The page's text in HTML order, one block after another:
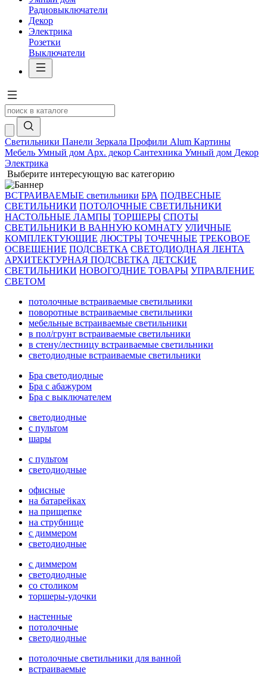
Радиовыключатели
Декор
Электрика
Розетки
Выключатели
Светильники Панели Зеркала Профили Alum Картины
Мебель Умный дом Арх. декор Сантехника Умный дом Декор
Электрика
Выберите интересующую вас категорию
ВСТРАИВАЕМЫЕ светильники БРА ПОДВЕСНЫЕ
СВЕТИЛЬНИКИ ПОТОЛОЧНЫЕ СВЕТИЛЬНИКИ
НАСТОЛЬНЫЕ ЛАМПЫ ТОРШЕРЫ СПОТЫ
СВЕТИЛЬНИКИ В ВАННУЮ КОМНАТУ УЛИЧНЫЕ
КОМПЛЕКТУЮЩИЕ ЛЮСТРЫ ТОЧЕЧНЫЕ ТРЕКОВОЕ
ОСВЕЩЕНИЕ ПОДСВЕТКА СВЕТОДИОДНАЯ ЛЕНТА
АРХИТЕКТУРНАЯ ПОДСВЕТКА ДЕТСКИЕ
СВЕТИЛЬНИКИ НОВОГОДНИЕ ТОВАРЫ УПРАВЛЕНИЕ
СВЕТОМ
потолочные встраиваемые светильники
поворотные встраиваемые светильники
мебельные встраиваемые светильники
в пол/грунт встраиваемые светильники
в стену/лестницу встраиваемые светильники
светодиодные встраиваемые светильники
Бра светодиодные
Бра с абажуром
Бра с выключателем
светодиодные
с пультом
шары
с пультом
светодиодные
офисные
на батарейках
на прищепке
на струбнице
с диммером
светодиодные
с диммером
светодиодные
со столиком
торшеры-удочки
настенные
потолочные
светодиодные
потолочные светильники для ванной
встраиваемые